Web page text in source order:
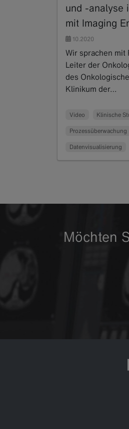
und -analyse
mit Imaging
10.2020
Wir sprachen mit
Leiter der
des
Klinikum der…
Video Klinische
Prozessüberwachung
Datenvisualisierung
Möchten